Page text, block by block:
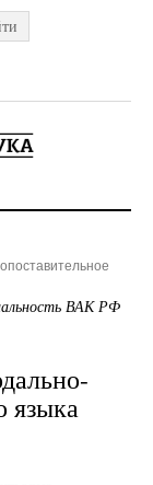
ВАК РФ
языка